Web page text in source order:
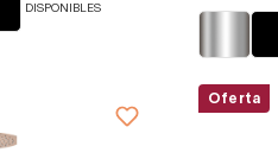
DISPONIBLES
Oferta